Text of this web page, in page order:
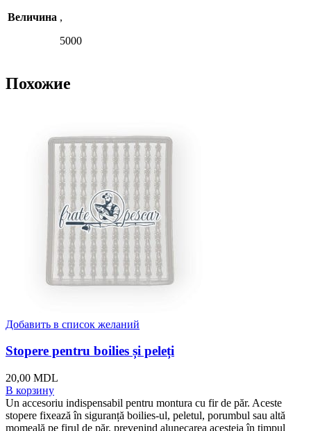
Величина ,
5000
Похожие
Добавить в список желаний
Stopere pentru boilies și peleți
20,00 MDL
В корзину
Un accesoriu indispensabil pentru montura cu fir de păr. Aceste
stopere fixează în siguranță boilies-ul, peletul, porumbul sau altă
momeală pe firul de păr, prevenind alunecarea acesteia în timpul